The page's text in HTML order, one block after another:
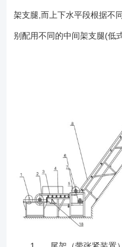
架支腿,而上下水平段根据不
别配用不同的中间架支腿(低